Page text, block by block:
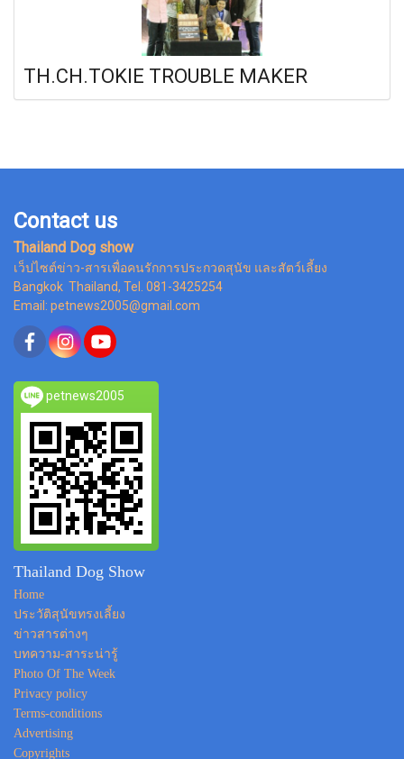
TH.CH.TOKIE TROUBLE MAKER
Contact us
Thailand Dog show
เว็ปไซต์ข่าว-สารเพื่อคนรักการประกวดสุนัข และสัตว์เลี้ยง
Bangkok Thailand, Tel. 081-3425254
Email: petnews2005@gmail.com
petnews2005
Thailand Dog Show
Home
ประวัติสุนัขทรงเลี้ยง
ข่าวสารต่างๆ
บทความ-สาระน่ารู้
Photo Of The Week
Privacy policy
Terms-conditions
Advertising
Copyrights